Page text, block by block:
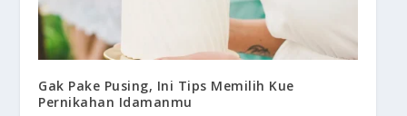
Gak Pake Pusing, Ini Tips Memilih Kue
Pernikahan Idamanmu